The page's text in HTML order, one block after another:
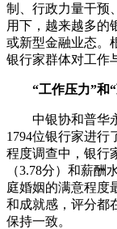
制、行政力量干预
用下，越来越多的
或新型金融业态。
银行家群体对工作
“工作压力”和“
中银协和普华永
1794位银行家进行
程度调查中，银行
（3.78分）和薪酬
庭婚姻的满意程度
和成就感，评分都
保持一致。